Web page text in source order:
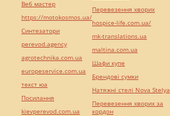
Веб мастер
https://motokosmos.ua/
Синтезатори
perevod.agency
agrotechnika.com.ua
europeservice.com.ua
текст юа
Посилання
kievperevod.com.ua
Перевезення хворих
hospice-life.com.ua/
mk-translations.ua
maltina.com.ua
Шафи купе
Брендові сумки
Натяжні стелі Nova Stelya
Перевезення хворих за
кордон